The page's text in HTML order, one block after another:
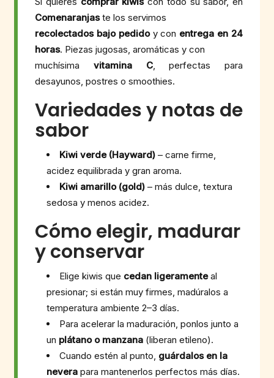
Comenaranjaste los servimos
recolectados bajo pedidoy con entrega en 24
horas. Piezas jugosas, aromáticas y con
muchísima vitamina C, perfectas para
desayunos, postres o smoothies.
Variedades y notas de
sabor
Kiwi verde (Hayward) – carne firme,
acidez equilibrada y gran aroma.
Kiwi amarillo (gold) – más dulce, textura
sedosa y menos acidez.
Cómo elegir, madurar
y conservar
Elige kiwis que cedan ligeramenteal
presionar; si están muy firmes, madúralos a
temperatura ambiente 2–3 días.
Para acelerar la maduración, ponlos junto a
un plátano o manzana (liberan etileno).
Cuando estén al punto, guárdalos en la
nevera para mantenerlos perfectos más días.